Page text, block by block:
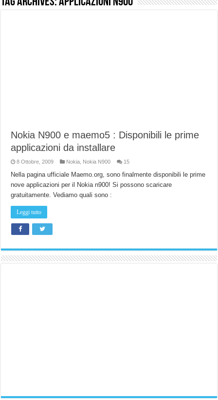
Nokia N900 e maemo5 : Disponibili le prime
applicazioni da installare
8 Ottobre, 2009 Nokia Nokia N900 15
Nella pagina ufficiale Maemo.org, sono finalmente disponibili le prime
nove applicazioni per il Nokia n900! Si possono scaricare
gratuitamente. Vediamo quali sono :
Leggi tutto